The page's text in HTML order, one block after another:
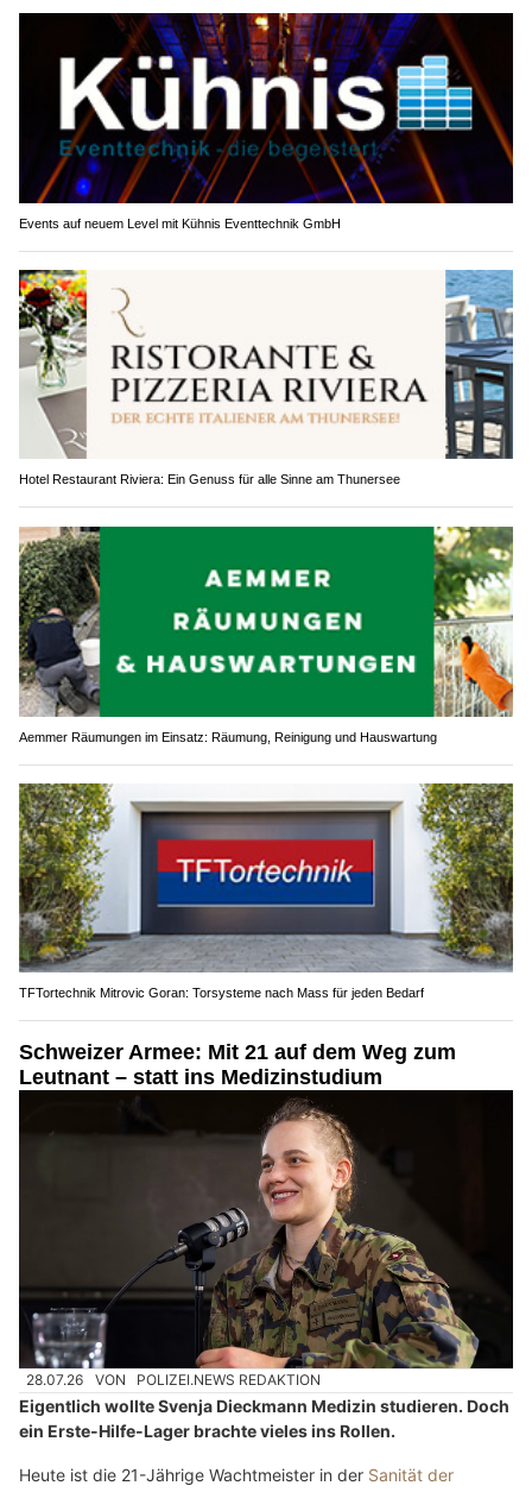
Events auf neuem Level mit Kühnis Eventtechnik GmbH
Hotel Restaurant Riviera: Ein Genuss für alle Sinne am Thunersee
Aemmer Räumungen im Einsatz: Räumung, Reinigung und Hauswartung
TFTortechnik Mitrovic Goran: Torsysteme nach Mass für jeden Bedarf
Schweizer Armee: Mit 21 auf dem Weg zum
Leutnant – statt ins Medizinstudium
28.07.26 VON POLIZEI.NEWS REDAKTION
Eigentlich wollte Svenja Dieckmann Medizin studieren. Doch
ein Erste-Hilfe-Lager brachte vieles ins Rollen.
Heute ist die 21-Jährige Wachtmeister in der Sanität der